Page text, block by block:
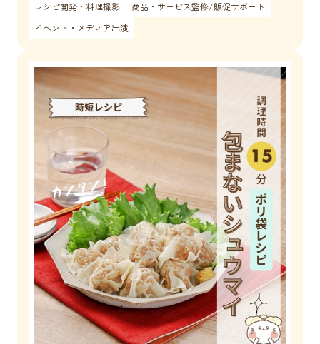
レシピ開発・料理撮影
商品・サービス監修/販促サポート
イベント・メディア出演